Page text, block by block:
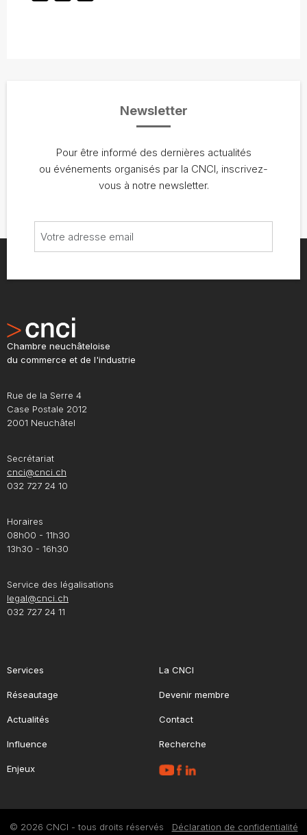
Newsletter
Pour être informé des dernières actualités
ou événements organisés par la CNCI, inscrivez-
vous à notre newsletter.
Chambre neuchâteloise
du commerce et de l'industrie
Rue de la Serre 4
Case Postale 2012
2001 Neuchâtel
Secrétariat
cnci@cnci.ch
032 727 24 10
Horaires
08h00 - 11h30
13h30 - 16h30
Service des légalisations
legal@cnci.ch
032 727 24 11
Services
Réseautage
Actualités
Influence
Enjeux
La CNCI
Devenir membre
Contact
Recherche
© 2026 CNCI - tous droits réservés Déclaration de confidentialité